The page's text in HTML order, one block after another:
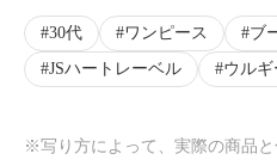
30代 ワンピース ブ
JSハートレーベル
ウルギ
※写り方によって、実際の商品